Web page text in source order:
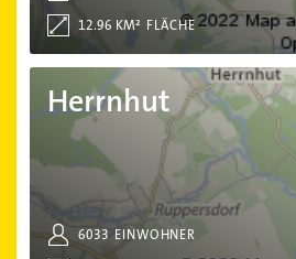
FLÄCHE
12.96 KM²
Herrnhut
EINWOHNER
6033
Herrnhut